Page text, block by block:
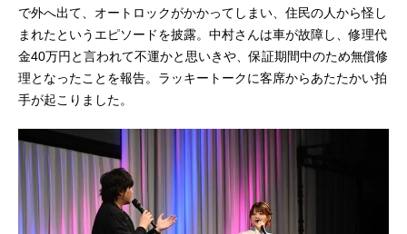
で外へ出て、オートロックがかかってしまい、住民の人から怪し
まれたというエピソードを披露。中村さんは車が故障し、修理代
金40万円と言われて不運かと思いきや、保証期間中のため無償修
理となったことを報告。ラッキートークに客席からあたたかい拍
手が起こりました。